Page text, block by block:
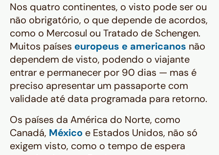
Nos quatro continentes, o visto pode ser ou
não obrigatório, o que depende de acordos,
como o Mercosul ou Tratado de Schengen.
Muitos países europeus e americanos não
dependem de visto, podendo o viajante
entrar e permanecer por 90 dias — mas é
preciso apresentar um passaporte com
validade até data programada para retorno.
Os países da América do Norte, como
Canadá, México e Estados Unidos, não só
exigem visto, como o tempo de espera